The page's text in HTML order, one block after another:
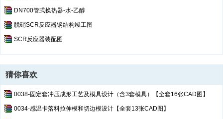
DN700管式换热器-水-乙醇
脱硝SCR反应器钢结构竣工图
SCR反应器装配图
猜你喜欢
0038-固定套冲压成形工艺及模具设计（含3套模具）【全套16张CAD图】
0034-感温卡落料拉伸模和切边模设计【全套13张CAD图】